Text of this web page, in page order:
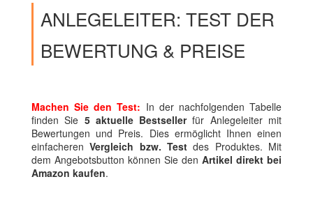
ANLEGELEITER: TEST DER
BEWERTUNG & PREISE
Machen Sie den Test: In der nachfolgenden Tabelle
finden Sie 5 aktuelle Bestsellerfür Anlegeleiter mit
Bewertungen und Preis. Dies ermöglicht Ihnen einen
einfacherenVergleich bzw. Test des Produktes. Mit
dem Angebotsbutton können Sie den Artikel direkt bei
Amazon kaufen.